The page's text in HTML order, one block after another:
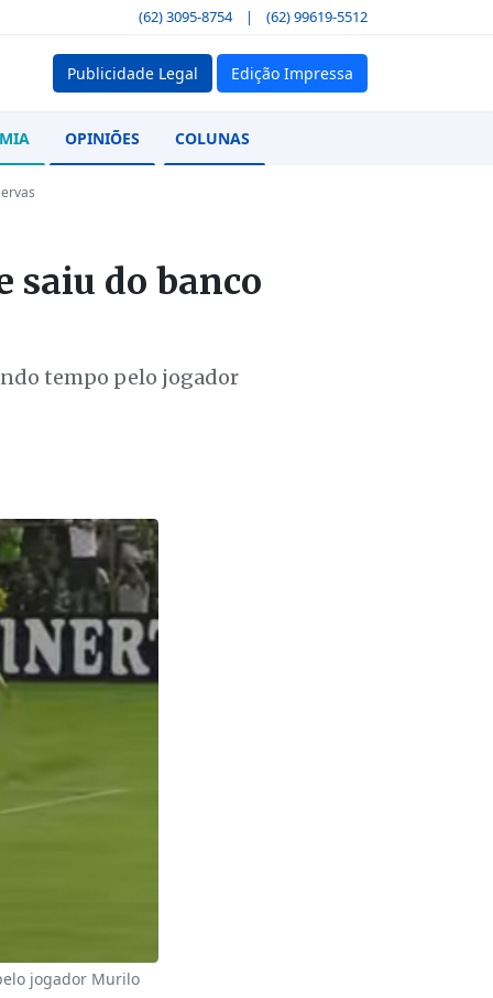
(62) 3095-8754 | (62) 99619-5512
Publicidade Legal Edição Impressa
OPINIÕES COLUNAS
saiu do banco
tempo pelo jogador
jogador Murilo